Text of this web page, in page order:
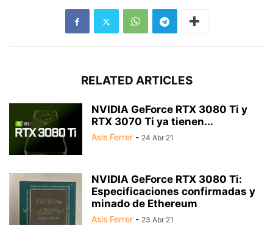
RELATED ARTICLES
NVIDIA GeForce RTX 3080 Ti y
RTX 3070 Ti ya tienen...
Asis Ferrer - 24 Abr 21
NVIDIA GeForce RTX 3080 Ti:
Especificaciones confirmadas y
minado de Ethereum
Asis Ferrer - 23 Abr 21